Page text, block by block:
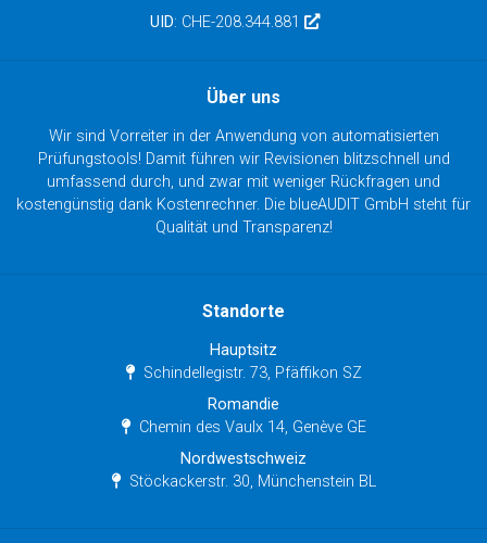
UID: CHE-208.344.881
Über uns
Wir sind Vorreiter in der Anwendung von automatisierten
Prüfungstools! Damit führen wir Revisionen blitzschnell und
umfassend durch, und zwar mit weniger Rückfragen und
kostengünstig dank Kostenrechner. Die blueAUDIT GmbH steht für
Qualität und Transparenz!
Standorte
Hauptsitz
Schindellegistr. 73, Pfäffikon SZ
Romandie
Chemin des Vaulx 14, Genève GE
Nordwestschweiz
Stöckackerstr. 30, Münchenstein BL